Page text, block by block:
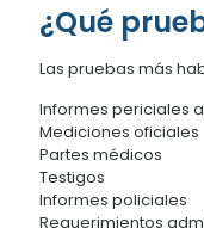
¿Qué
Las pruebas más
Informes periciales
Mediciones oficiales
Partes médicos
Testigos
Informes policiales
Requerimientos